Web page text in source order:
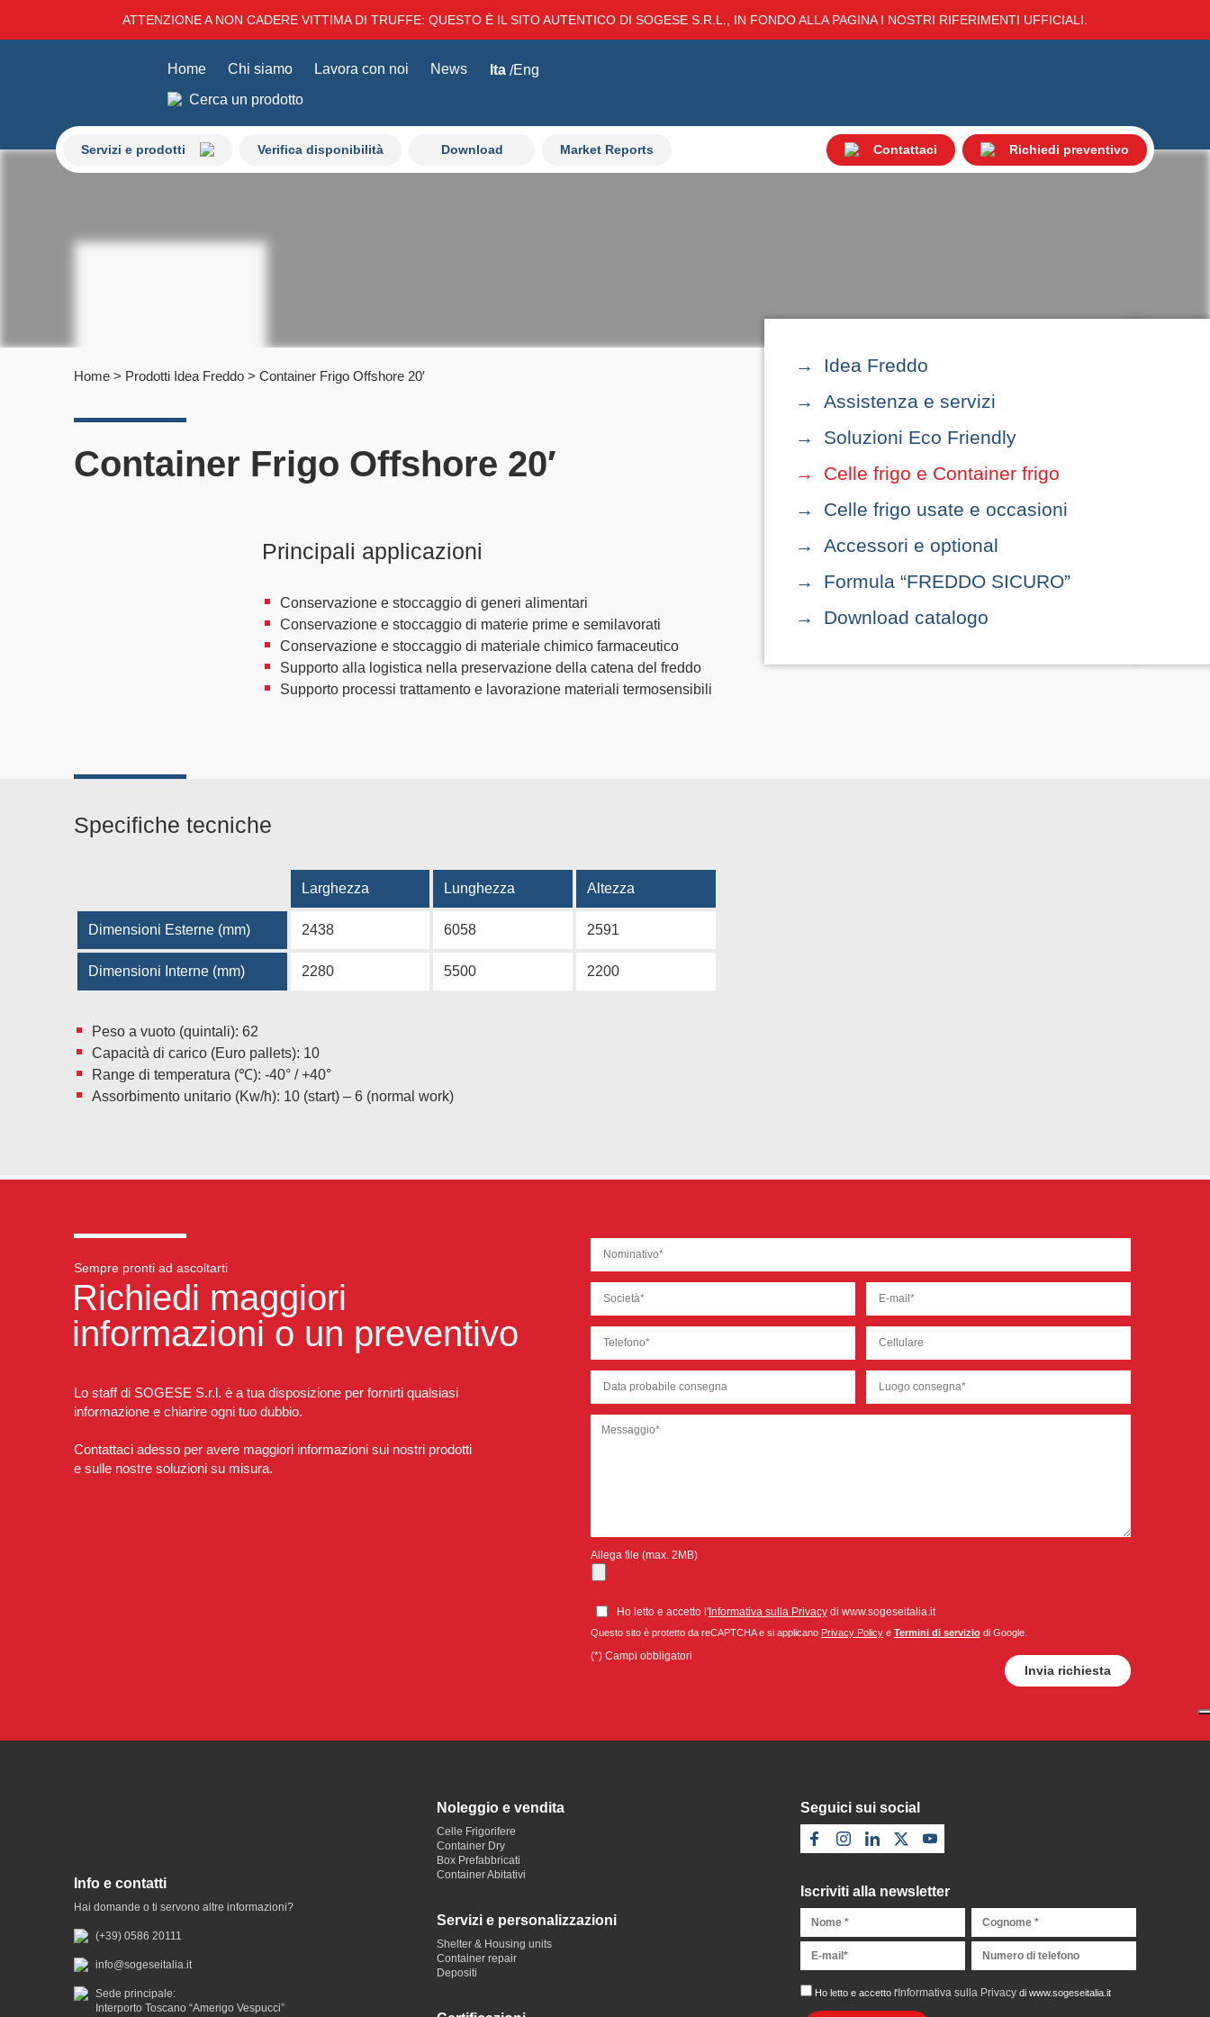
ATTENZIONE A NON CADERE VITTIMA DI TRUFFE: QUESTO È IL SITO AUTENTICO DI SOGESE S.R.L., IN FONDO ALLA PAGINA I NOSTRI RIFERIMENTI UFFICIALI.
Servizi e prodotti Verifica disponibilità Download Market Reports Contattaci Richiedi preventivo
Home Chi siamo Lavora con noi News Ita Eng
Cerca un prodotto
Home > Prodotti Idea Freddo > Container Frigo Offshore 20′
Container Frigo Offshore 20′
Principali applicazioni
Conservazione e stoccaggio di generi alimentari
Conservazione e stoccaggio di materie prime e semilavorati
Conservazione e stoccaggio di materiale chimico farmaceutico
Supporto alla logistica nella preservazione della catena del freddo
Supporto processi trattamento e lavorazione materiali termosensibili
Specifiche tecniche
Larghezza Lunghezza Altezza
Dimensioni Esterne (mm) 2438 6058 2591
Dimensioni Interne (mm) 2280 5500 2200
Peso a vuoto (quintali): 62
Capacità di carico (Euro pallets): 10
Range di temperatura (℃): -40° / +40°
Assorbimento unitario (Kw/h): 10 (start) – 6 (normal work)
Idea Freddo
Assistenza e servizi
Soluzioni Eco Friendly
Celle frigo e Container frigo
Celle frigo usate e occasioni
Accessori e optional
Formula “FREDDO SICURO”
Download catalogo
Sempre pronti ad ascoltarti
Richiedi maggiori
informazioni o un preventivo
Lo staff di SOGESE S.r.l. è a tua disposizione per fornirti qualsiasi
informazione e chiarire ogni tuo dubbio.
Contattaci adesso per avere maggiori informazioni sui nostri prodotti
e sulle nostre soluzioni su misura.
Allega file (max. 2MB)
Ho letto e accetto l'Informativa sulla Privacydi www.sogeseitalia.it
Questo sito è protetto da reCAPTCHA e si applicano Privacy Policye Termini di serviziodi Google.
(*) Campi obbligatori
Info e contatti
Hai domande o ti servono altre informazioni?
(+39) 0586 20111
info@sogeseitalia.it
Sede principale:
Interporto Toscano “Amerigo Vespucci”
Noleggio e vendita
Celle Frigorifere
Container Dry
Box Prefabbricati
Container Abitativi
Servizi e personalizzazioni
Shelter & Housing units
Container repair
Depositi
Seguici sui social
Iscriviti alla newsletter
Ho letto e accetto l'Informativa sulla Privacydi www.sogeseitalia.it